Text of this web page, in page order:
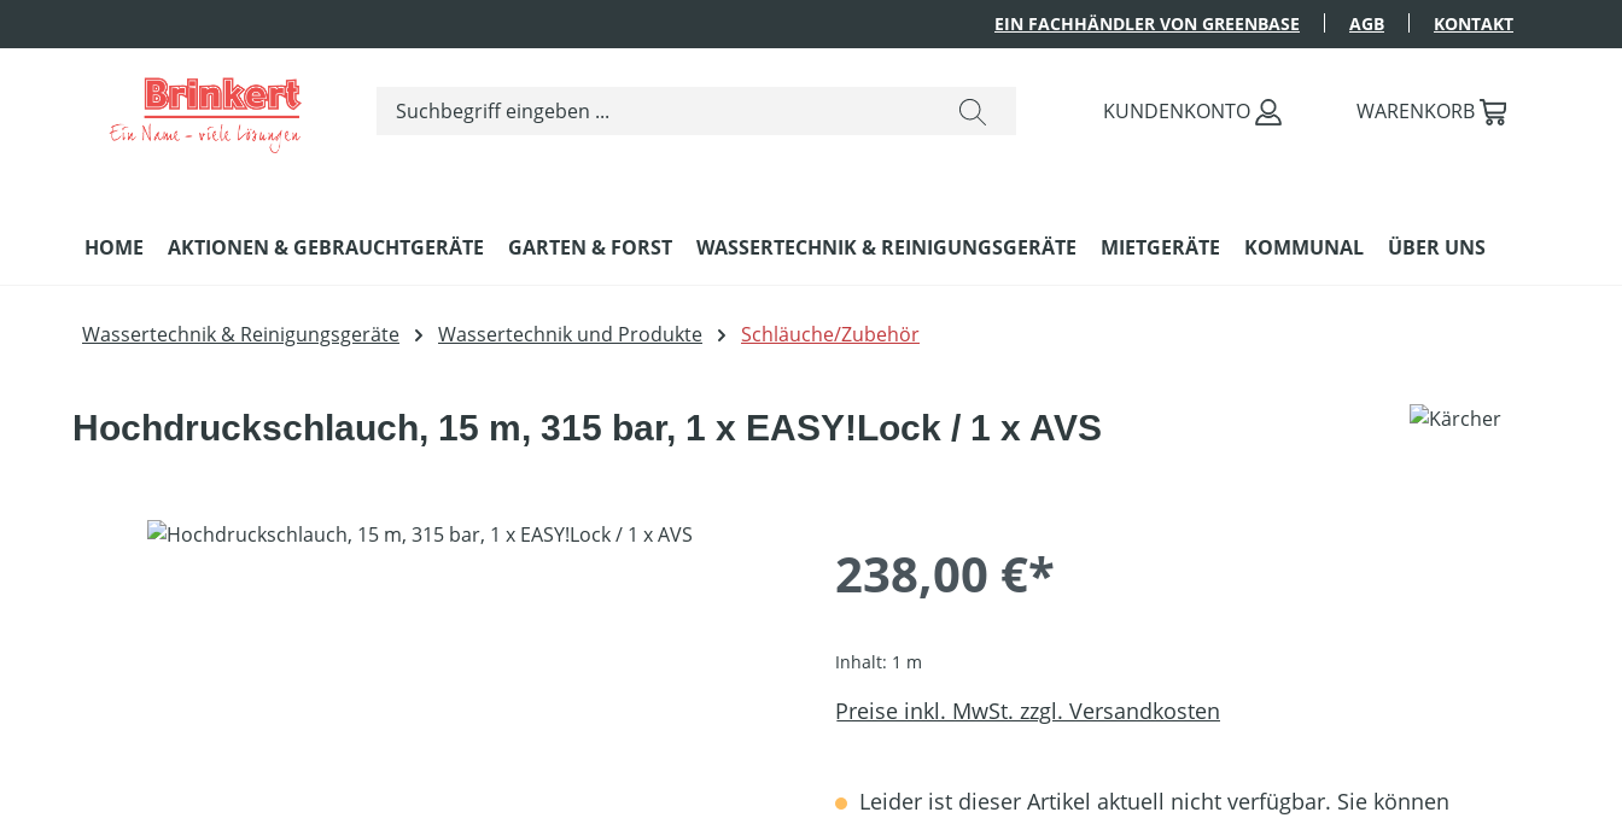
EIN FACHHÄNDLER VON GREENBASE AGB KONTAKT
KUNDENKONTO WARENKORB
HOME AKTIONEN & GEBRAUCHTGERÄTE GARTEN & FORST WASSERTECHNIK & REINIGUNGSGERÄTE MIETGERÄTE KOMMUNAL ÜBER UNS
Wassertechnik & Reinigungsgeräte Wassertechnik und Produkte Schläuche/Zubehör
Hochdruckschlauch, 15 m, 315 bar, 1 x EASY!Lock / 1 x AVS
Bildergalerie überspringen
238,00 €*
Inhalt: 1 m
Preise inkl. MwSt. zzgl. Versandkosten
Leider ist dieser Artikel aktuell nicht verfügbar. Sie können